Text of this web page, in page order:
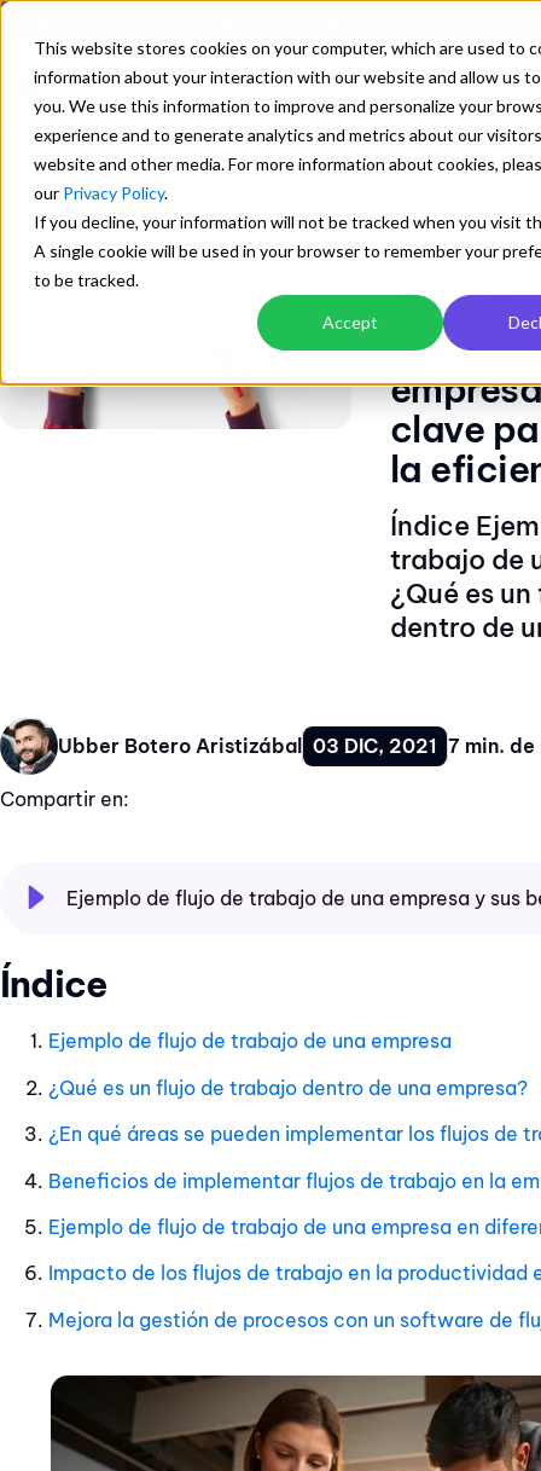
This website stores cookies on your computer, which are used to
information about your interaction with our website and allow us
you. We use this information to improve and personalize your
experience and to generate analytics and metrics about our
website and other media. For more information about cookies,
our Privacy Policy.
If you decline, your information will not be tracked when you visit
A single cookie will be used in your browser to remember your
to be tracked.
Accept
Mejorando los Sistemas de Gestion ISO/
flujos
trabajo
clave
la
Índice
trabajo de
¿Qué es
dentro de
Ubber Botero Aristizábal 03 DIC, 2021 7 min.
Compartir en:
Ejemplo de flujo de trabajo de una empresa y sus
Índice
Ejemplo de flujo de trabajo de una empresa
¿Qué es un flujo de trabajo dentro de una empresa?
¿En qué áreas se pueden implementar los flujos de
Beneficios de implementar flujos de trabajo en la
Ejemplo de flujo de trabajo de una empresa en
Impacto de los flujos de trabajo en la productividad
Mejora la gestión de procesos con un software de